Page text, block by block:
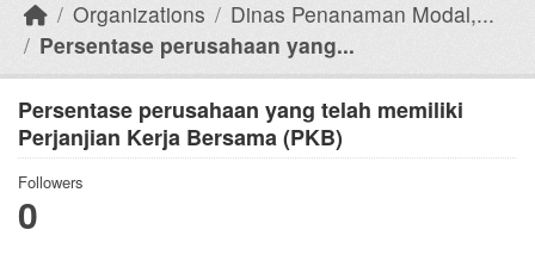
Organizations
Dinas Penanaman Modal,...
Persentase perusahaan yang...
Persentase perusahaan yang telah memiliki
Perjanjian Kerja Bersama (PKB)
Followers
0